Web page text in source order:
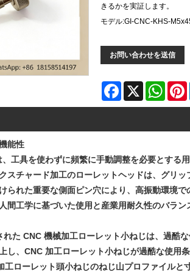
きるかを実証します。
モデル:GI-CNC-KHS-
お問い合わせを送信
Facebook
能性
工具を使わずに頻繁に手動調整を必要とする
スチャード加工のローレットヘッドは、グリ
られた重要な側面ピン穴により、高振動環境
間工学に基づいた使用と産業用耐久性のバラン
た CNC 機械加工ローレット小ねじは、過酷
し、CNC 加工ローレット小ねじが過酷な使用
工ローレット頭小ねじのねじ山プロファイル